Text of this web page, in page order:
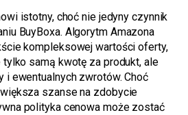
istotny, choć nie jedyny czynnik
BuyBoxa. Algorytm Amazona
kompleksowej wartości oferty,
tylko samą kwotę za produkt, ale
ewentualnych zwrotów. Choć
szanse na zdobycie
polityka cenowa może zostać